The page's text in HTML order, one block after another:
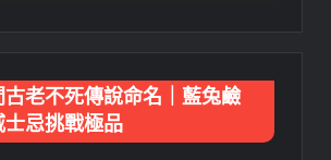
老不死傳說命名｜藍兔鹼
忌挑戰極品